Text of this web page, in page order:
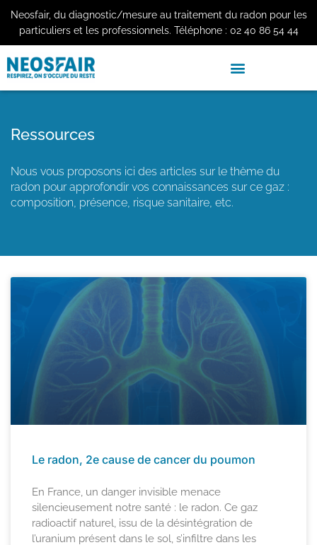
Neosfair, du diagnostic/mesure au traitement du radon pour les
particuliers et les professionnels. Téléphone : 02 40 86 54 44
Ressources
Nous vous proposons ici des articles sur le thème du
radon pour approfondir vos connaissances sur ce gaz :
composition, présence, risque sanitaire, etc.
Le radon, 2e cause de cancer du poumon
En France, un danger invisible menace
silencieusement notre santé : le radon. Ce gaz
radioactif naturel, issu de la désintégration de
l’uranium présent dans le sol, s’infiltre dans les